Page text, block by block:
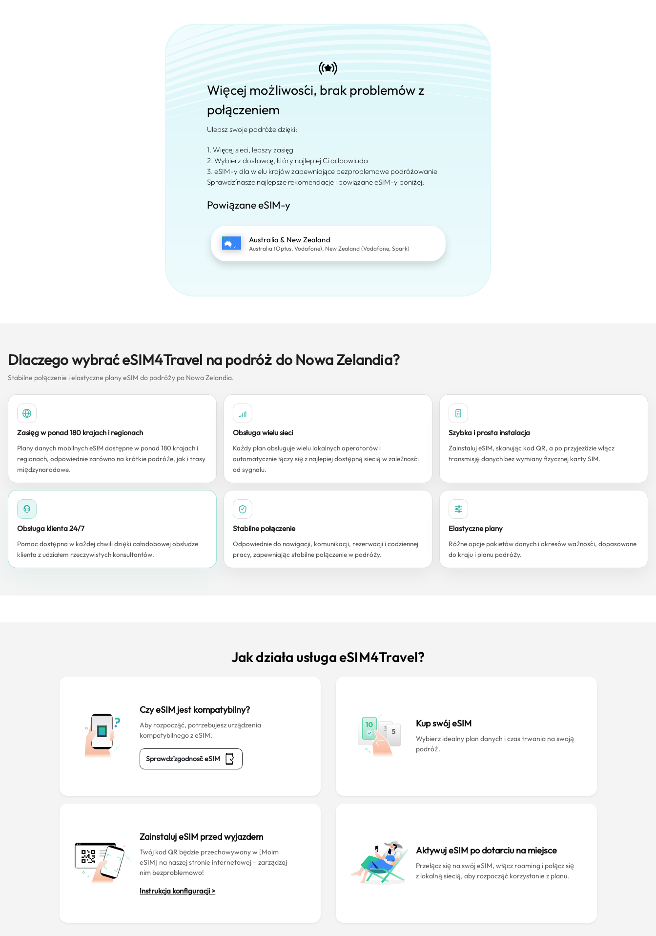
Więcej możliwości, brak problemów z
połączeniem
Ulepsz swoje podróże dzięki:
1. Więcej sieci, lepszy zasięg
2. Wybierz dostawcę, który najlepiej Ci odpowiada
3. eSIM-y dla wielu krajów zapewniające bezproblemowe podróżowanie
Sprawdź nasze najlepsze rekomendacje i powiązane eSIM-y poniżej:
Powiązane eSIM-y
Australia & New Zealand
Australia (Optus, Vodafone), New Zealand (Vodafone, Spark)
Dlaczego wybrać eSIM4Travel na podróż do Nowa Zelandia?
Stabilne połączenie i elastyczne plany eSIM do podróży po Nowa Zelandia.
Zasięg w ponad 180 krajach i regionach
Plany danych mobilnych eSIM dostępne w ponad 180 krajach i
regionach, odpowiednie zarówno na krótkie podróże, jak i trasy
międzynarodowe.
Obsługa wielu sieci
Każdy plan obsługuje wielu lokalnych operatorów i
automatycznie łączy się z najlepiej dostępną siecią w zależności
od sygnału.
Szybka i prosta instalacja
Zainstaluj eSIM, skanując kod QR, a po przyjeździe włącz
transmisję danych bez wymiany fizycznej karty SIM.
Obsługa klienta 24/7
Pomoc dostępna w każdej chwili dzięki całodobowej obsłudze
klienta z udziałem rzeczywistych konsultantów.
Stabilne połączenie
Odpowiednie do nawigacji, komunikacji, rezerwacji i codziennej
pracy, zapewniając stabilne połączenie w podróży.
Elastyczne plany
Różne opcje pakietów danych i okresów ważności, dopasowane
do kraju i planu podróży.
Jak działa usługa eSIM4Travel?
Czy eSIM jest kompatybilny?
Aby rozpocząć, potrzebujesz urządzenia
kompatybilnego z eSIM.
Sprawdź zgodność eSIM
Kup swój eSIM
Wybierz idealny plan danych i czas trwania na swoją
podróż.
Zainstaluj eSIM przed wyjazdem
Twój kod QR będzie przechowywany w [Moim
eSIM] na naszej stronie internetowej – zarządzaj
nim bezproblemowo!
Instrukcja konfiguracji >
Aktywuj eSIM po dotarciu na miejsce
Przełącz się na swój eSIM, włącz roaming i połącz się
z lokalną siecią, aby rozpocząć korzystanie z planu.